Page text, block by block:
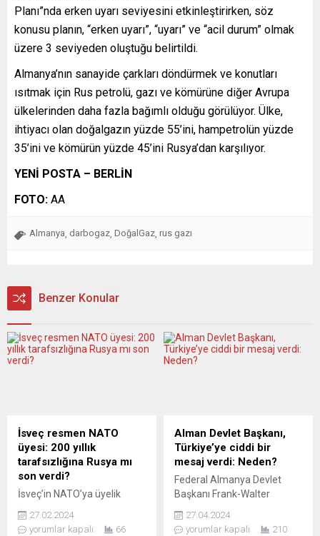
Planı”nda erken uyarı seviyesini etkinleştirirken, söz
konusu planın, “erken uyarı”, “uyarı” ve “acil durum” olmak
üzere 3 seviyeden oluştuğu belirtildi.
Almanya’nın sanayide çarkları döndürmek ve konutları
ısıtmak için Rus petrolü, gazı ve kömürüne diğer Avrupa
ülkelerinden daha fazla bağımlı olduğu görülüyor. Ülke,
ihtiyacı olan doğalgazın yüzde 55’ini, hampetrolün yüzde
35’ini ve kömürün yüzde 45’ini Rusya’dan karşılıyor.
YENİ POSTA – BERLİN
FOTO: AA
Almanya darbogaz DoğalGaz rus gazı
Benzer Konular
İsveç resmen NATO
üyesi: 200 yıllık
tarafsızlığına Rusya mı
son verdi?
İsveç’in NATO’ya üyelik
Macaristan
27.02.2024
yorumlar kapalı
66
Alman Devlet Başkanı,
Türkiye’ye ciddi bir
mesaj verdi: Neden?
Federal Almanya Devlet
Başkanı Frank-Walter
ziyaretine içerilmiş asıl
27.04.2024
yorumlar kapalı
210